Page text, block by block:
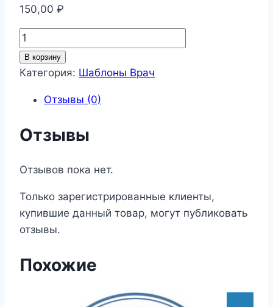
150,00 ₽
Количество
товара
Шаблон
В корзину
Категория: Шаблоны Врач
Отзывы (0)
Отзывы
Отзывов пока нет.
Только зарегистрированные клиенты,
купившие данный товар, могут публиковать
отзывы.
Похожие